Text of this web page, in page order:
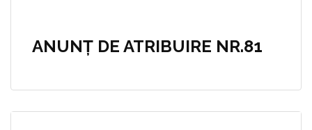
ANUNȚ DE ATRIBUIRE NR.81